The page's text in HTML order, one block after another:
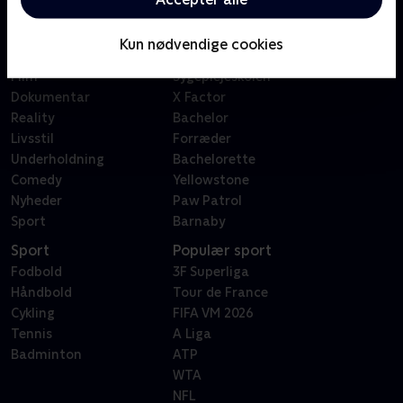
Kun nødvendige cookies
Kategorier
Film
Dokumentar
Reality
Livsstil
Underholdning
Comedy
Nyheder
Sport
Badehotellet
Sygeplejeskolen
X Factor
Bachelor
Forræder
Bachelorette
Yellowstone
Paw Patrol
Barnaby
Sport
Fodbold
Håndbold
Cykling
Tennis
Badminton
Populær sport
3F Superliga
Tour de France
FIFA VM 2026
A Liga
ATP
WTA
NFL